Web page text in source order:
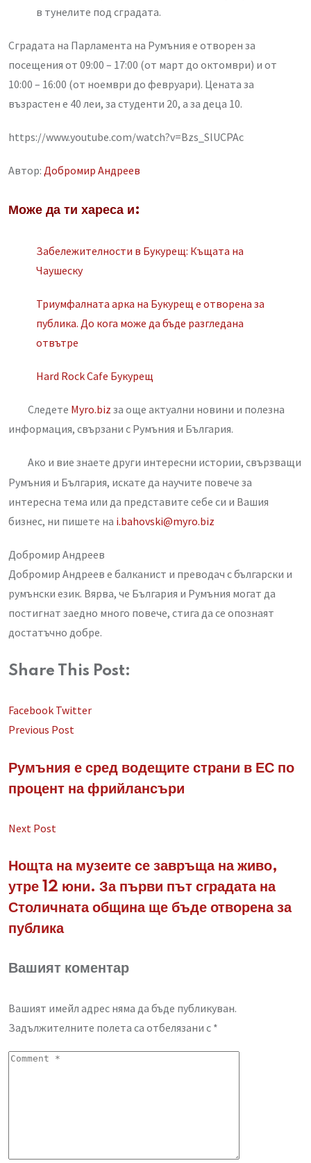
в тунелите под сградата.
Сградата на Парламента на Румъния е отворен за
посещения от 09:00 – 17:00 (от март до октомври) и от
10:00 – 16:00 (от ноември до февруари). Цената за
възрастен е 40 леи, за студенти 20, а за деца 10.
https://www.youtube.com/watch?v=Bzs_SlUCPAc
Автор: Добромир Андреев
Може да ти хареса и:
Забележителности в Букурещ: Къщата на
Чаушеску
Триумфалната арка на Букурещ е отворена за
публика. До кога може да бъде разгледана
отвътре
Hard Rock Cafe Букурещ
Следете Myro.biz за още актуални новини и полезна
информация, свързани с Румъния и България.
Ако и вие знаете други интересни истории, свързващи
Румъния и България, искате да научите повече за
интересна тема или да представите себе си и Вашия
бизнес, ни пишете на i.bahovski@myro.biz
Добромир Андреев
Добромир Андреев е балканист и преводач с български и
румънски език. Вярва, че България и Румъния могат да
постигнат заедно много повече, стига да се опознаят
достатъчно добре.
Share This Post:
Facebook TwitterLinkedIn
Whatsapp
Share
Previous Post
Румъния е сред водещите страни в ЕС по
процент на фрийлансъри
Next Post
Нощта на музеите се завръща на живо,
утре 12 юни. За първи път сградата на
Столичната община ще бъде отворена за
публика
Вашият коментар
Вашият имейл адрес няма да бъде публикуван.
Задължителните полета са отбелязани с *